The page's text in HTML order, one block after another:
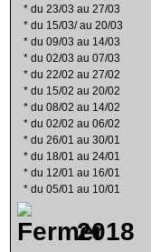
* du 23/03 au 27/03
* du 15/03/ au 20/03
* du 09/03 au 14/03
* du 02/03 au 07/03
* du 22/02 au 27/02
* du 15/02 au 20/02
* du 08/02 au 14/02
* du 02/02 au 06/02
* du 26/01 au 30/01
* du 18/01 au 24/01
* du 12/01 au 16/01
* du 05/01 au 10/01
2018